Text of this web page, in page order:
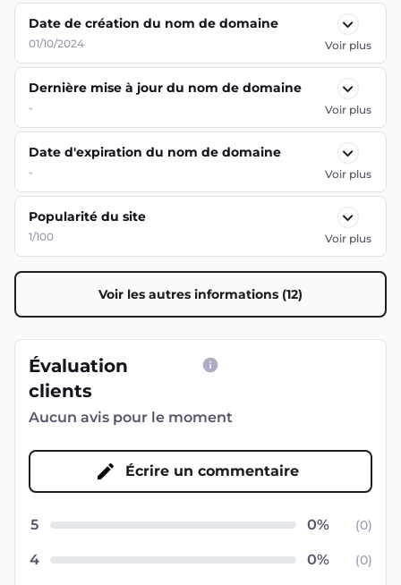
Date de création du nom de domaine
01/10/2024 Voir plus
Dernière mise à jour du nom de domaine
- Voir plus
Date d'expiration du nom de domaine
- Voir plus
Popularité du site
1/100 Voir plus
Voir les autres informations (12)
Évaluation
clients
Aucun avis pour le moment
Écrire un commentaire
5 (0)
4 (0)